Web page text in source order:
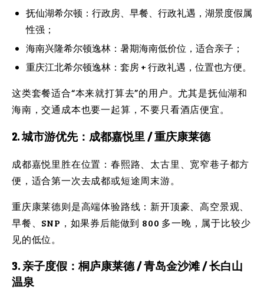
抚仙湖希尔顿：行政房、早餐、行政礼遇，湖景度假属
性强；
海南兴隆希尔顿逸林：暑期海南低价位，适合亲子；
重庆江北希尔顿逸林：套房 + 行政礼遇，位置也方便。
这类套餐适合“本来就打算去”的用户。尤其是抚仙湖和
海南，交通成本也要一起算，不要只看酒店便宜。
2. 城市游优先：成都嘉悦里 / 重庆康莱德
成都嘉悦里胜在位置：春熙路、太古里、宽窄巷子都方
便，适合第一次去成都或短途周末游。
重庆康莱德则是高端体验路线：新开顶豪、高空景观、
早餐、SNP，如果券后能做到 800 多一晚，属于比较少
见的低位。
3. 亲子度假：桐庐康莱德 / 青岛金沙滩 / 长白山
温泉